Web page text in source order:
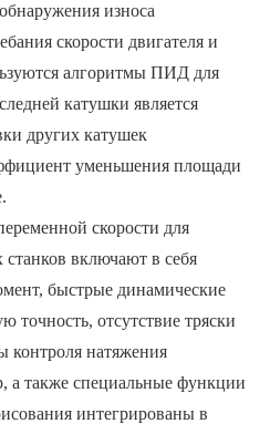
износа
скорости двигателя и
алгоритмы ПИД для
катушки является
других катушек
уменьшения площади
скорости для
включают в себя
быстрые динамические
точность, отсутствие тряски
контроля натяжения
а также специальные функции
интегрированы в